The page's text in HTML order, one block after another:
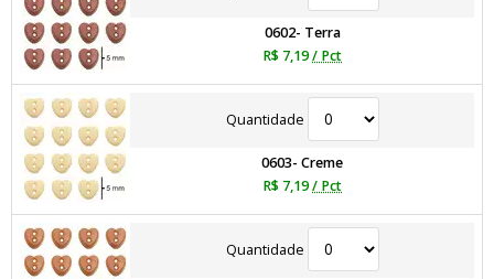
0602- Terra
R$ 7,19/ Pct
Quantidade
0603- Creme
R$ 7,19/ Pct
Quantidade